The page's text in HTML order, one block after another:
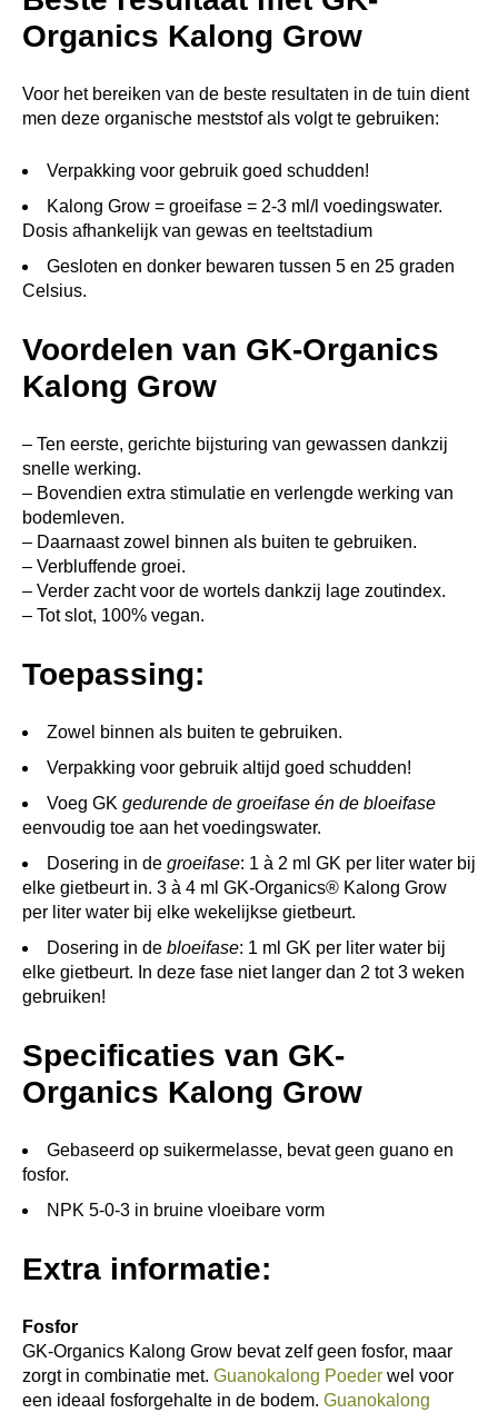
Organics Kalong Grow
Voor het bereiken van de beste resultaten in de tuin dient
men deze organische meststof als volgt te gebruiken:
Verpakking voor gebruik goed schudden!
Kalong Grow = groeifase = 2-3 ml/l voedingswater.
Dosis afhankelijk van gewas en teeltstadium
Gesloten en donker bewaren tussen 5 en 25 graden
Celsius.
Voordelen van GK-Organics
Kalong Grow
– Ten eerste, gerichte bijsturing van gewassen dankzij
snelle werking.
– Bovendien extra stimulatie en verlengde werking van
bodemleven.
– Daarnaast zowel binnen als buiten te gebruiken.
– Verbluffende groei.
– Verder zacht voor de wortels dankzij lage zoutindex.
– Tot slot, 100% vegan.
Toepassing:
Zowel binnen als buiten te gebruiken.
Verpakking voor gebruik altijd goed schudden!
Voeg GK gedurende de groeifase én de bloeifase
eenvoudig toe aan het voedingswater.
Dosering in de groeifase: 1 à 2 ml GK per liter water bij
elke gietbeurt in. 3 à 4 ml GK-Organics® Kalong Grow
per liter water bij elke wekelijkse gietbeurt.
Dosering in de bloeifase: 1 ml GK per liter water bij
elke gietbeurt. In deze fase niet langer dan 2 tot 3 weken
gebruiken!
Specificaties van GK-
Organics Kalong Grow
Gebaseerd op suikermelasse, bevat geen guano en
fosfor.
NPK 5-0-3 in bruine vloeibare vorm
Extra informatie:
Fosfor
GK-Organics Kalong Grow bevat zelf geen fosfor, maar
zorgt in combinatie met. Guanokalong Poeder wel voor
een ideaal fosforgehalte in de bodem. Guanokalong